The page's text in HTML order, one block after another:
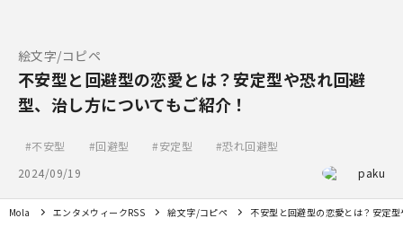
絵文字/コピペ
不安型と回避型の恋愛とは？安定型や恐れ回避
型、治し方についてもご紹介！
不安型 回避型 安定型
恐れ回避型
2024/09/19
paku
Mola エンタメウィークRSS 絵文字/コピペ 不安型と回避型の恋愛とは？安定